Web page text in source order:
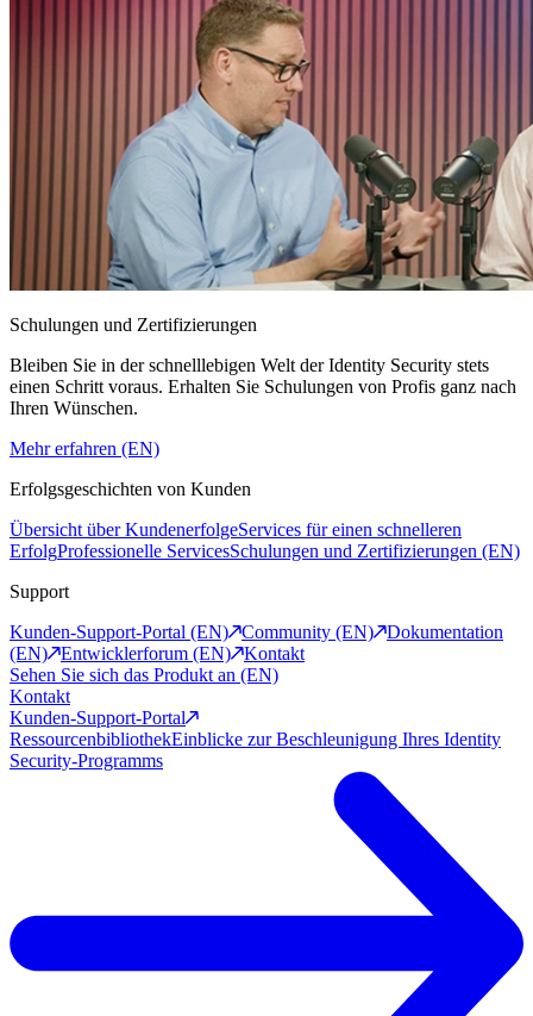
Schulungen und Zertifizierungen
Bleiben Sie in der schnelllebigen Welt der Identity Security stets
einen Schritt voraus. Erhalten Sie Schulungen von Profis ganz nach
Ihren Wünschen.
Mehr erfahren (EN)
Erfolgsgeschichten von Kunden
Übersicht über KundenerfolgeServices für einen schnelleren
ErfolgProfessionelle ServicesSchulungen und Zertifizierungen (EN)
Support
Kunden-Support-Portal (EN)
Community (EN)
Dokumentation
(EN)
Entwicklerforum (EN)
Kontakt
Sehen Sie sich das Produkt an (EN)
Kontakt
Kunden-Support-Portal
RessourcenbibliothekEinblicke zur Beschleunigung Ihres Identity
Security-Programms